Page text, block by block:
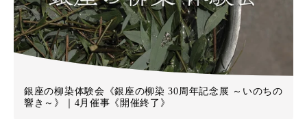
銀座の柳染体験会《銀座の柳染 30周年記念展 ～いのちの
響き～》｜4月催事《開催終了》